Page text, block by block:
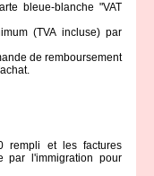
bleue-blanche "VAT
(TVA incluse) par
de remboursement
rempli et les factures
par l'immigration pour